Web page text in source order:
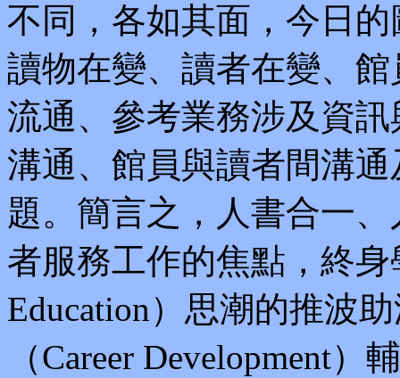
不同，各如其面，今日
讀物在變、讀者在變、
流通、參考業務涉及資
溝通、館員與讀者間溝
題。簡言之，人書合一
者服務工作的焦點，終
Education）思潮的推波
（Career Development